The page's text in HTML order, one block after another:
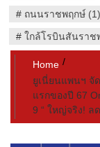
# ถนนราชพฤกษ์ (1)
# ใกล้โรบินสันราช
Home
ยูเนี่ยนแพนฯ จั
แรกของปี 67
9 “ ใหญ่จริง! ล